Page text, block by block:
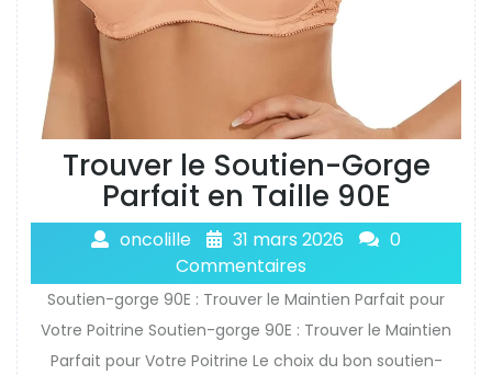
Trouver le Soutien-Gorge
Parfait en Taille 90E
oncolille 31 mars 2026
0
Commentaires
Soutien-gorge 90E : Trouver le Maintien Parfait pour
Votre Poitrine Soutien-gorge 90E : Trouver le Maintien
Parfait pour Votre Poitrine Le choix du bon soutien-